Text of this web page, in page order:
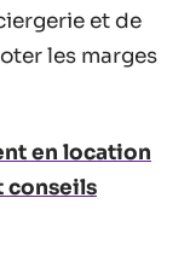
et de
les marges
en location
conseils